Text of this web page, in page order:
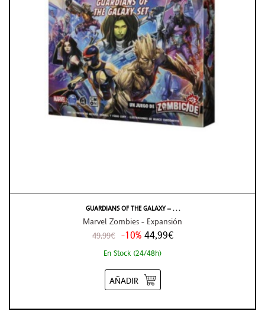
GUARDIANS OF THE GALAXY – . . .
Marvel Zombies - Expansión
49,99€ -10% 44,99€
En Stock (24/48h)
AÑADIR